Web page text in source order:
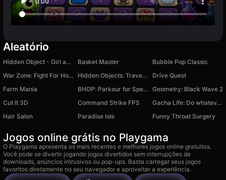
Aleatório
Hidden Object - Girl and Cat Basket Master
Bubble Pop Classic
War Zone: Fight For Homeland
Hidden Objects: Traveling America
Drive Quest
Farm Mania
BHOP: Parkour for Speed Geometry: Black Wave 2
Cut It 3D
Command Strike FPS
Gacha Life: Do whatever you want
Hair Salon
Paradise Isle Funny Throat Surgery
Jogos online grátis no Playgama
O Playgama apresenta os mais recentes e melhores jogos online gratuitos.
Você pode se divertir jogando jogos divertidos sem interrupções de
downloads, anúncios intrusivos ou pop-ups. Basta carregar seus jogos
favoritos diretamente no seu navegador e aproveitar a experiência.